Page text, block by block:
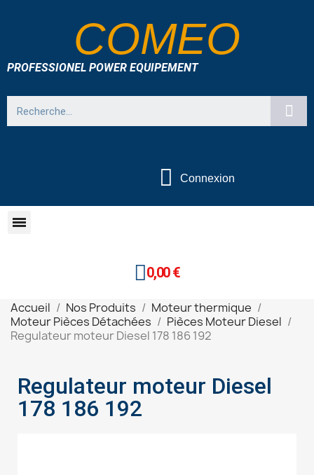
COMEO
PROFESSIONEL POWER EQUIPEMENT
Connexion
0,00 €
Accueil Nos Produits
Moteur thermique
Moteur Pièces Détachées
Pièces Moteur Diesel
Regulateur moteur Diesel 178 186 192
Regulateur moteur Diesel
178 186 192